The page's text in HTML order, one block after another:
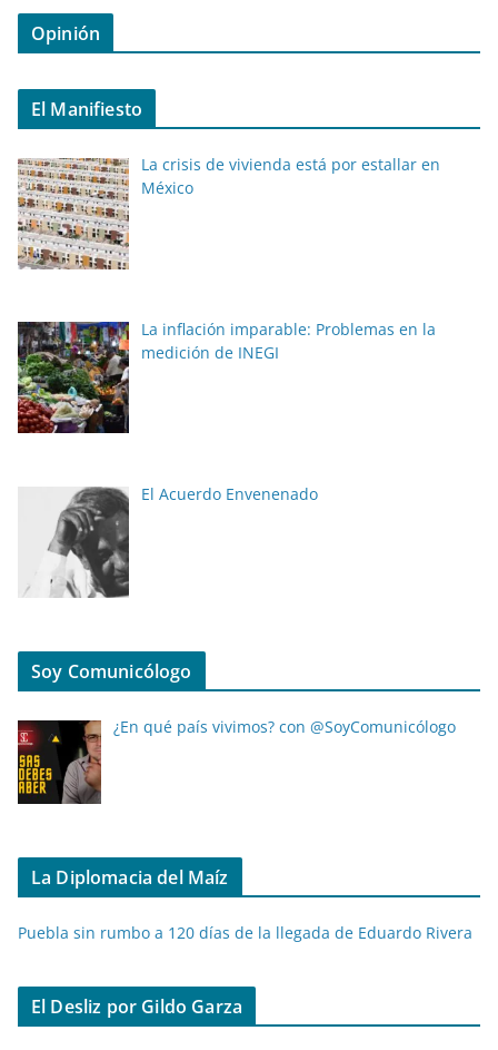
Opinión
El Manifiesto
La crisis de vivienda está por estallar en
México
La inflación imparable: Problemas en la
medición de INEGI
El Acuerdo Envenenado
Soy Comunicólogo
¿En qué país vivimos? con @SoyComunicólogo
La Diplomacia del Maíz
Puebla sin rumbo a 120 días de la llegada de Eduardo Rivera
El Desliz por Gildo Garza